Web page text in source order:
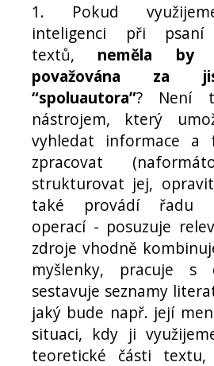
1. Pokud
inteligenci při psaní
textů, neměla
považována za
“spoluautora”? Není
nástrojem, který
vyhledat informace a
zpracovat
strukturovat jej,
také provádí řadu
operací - posuzuje
zdroje vhodně
myšlenky, pracuje s
sestavuje seznamy
jaký bude např. její
situaci, kdy ji
teoretické části